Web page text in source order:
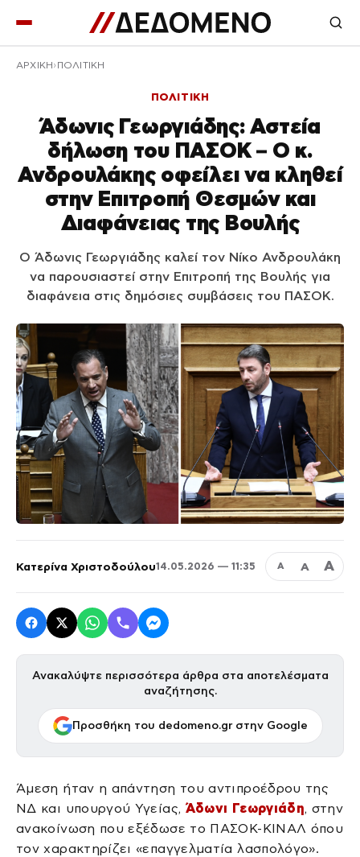
ΑΡΧΙΚΉ ΠΟΛΙΤΙΚΗ
ΠΟΛΙΤΙΚΗ
Άδωνις Γεωργιάδης: Αστεία
δήλωση του ΠΑΣΟΚ – Ο κ.
Ανδρουλάκης οφείλει να κληθεί
στην Επιτροπή Θεσμών και
Διαφάνειας της Βουλής
Ο Άδωνις Γεωργιάδης καλεί τον Νίκο Ανδρουλάκη
να παρουσιαστεί στην Επιτροπή της Βουλής για
διαφάνεια στις δημόσιες συμβάσεις του ΠΑΣΟΚ.
Κατερίνα Χριστοδούλου14.05.2026 — 11:35 Α Α Α
Ανακαλύψτε περισσότερα άρθρα στα αποτελέσματα
αναζήτησης.
Προσθήκη του dedomeno.gr στην Google
Άμεση ήταν η απάντηση του αντιπροέδρου της
ΝΔ και υπουργού Υγείας, Άδωνι Γεωργιάδη, στην
ανακοίνωση που εξέδωσε το ΠΑΣΟΚ-ΚΙΝΑΛ όπου
τον χαρακτηρίζει «επαγγελματία λασπολόγο».